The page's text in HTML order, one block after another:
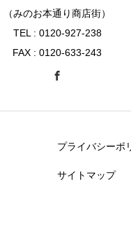
（みのお本通り商店街）
TEL : 0120-927-238
FAX : 0120-633-243
プライバシーポ
サイトマップ